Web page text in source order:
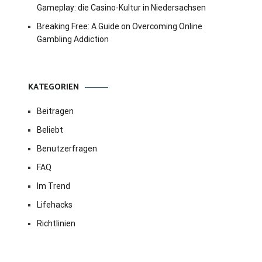
Gameplay: die Casino-Kultur in Niedersachsen
Breaking Free: A Guide on Overcoming Online
Gambling Addiction
KATEGORIEN
Beitragen
Beliebt
Benutzerfragen
FAQ
Im Trend
Lifehacks
Richtlinien